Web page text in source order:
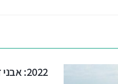
2022: אבני דרך בהתפתחות העיר חריש